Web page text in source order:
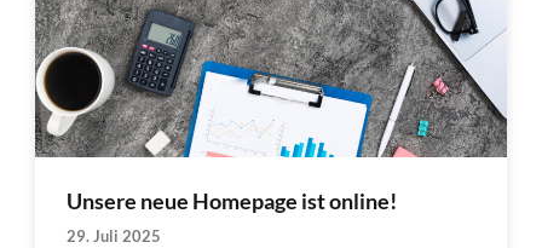
Unsere neue Homepage ist online!
29. Juli 2025